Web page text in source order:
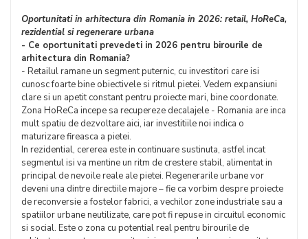
Oportunitati in arhitectura din Romania in 2026: retail, HoReCa,
rezidential si regenerare urbana
- Ce oportunitati prevedeti in 2026 pentru birourile de
arhitectura din Romania?
- Retailul ramane un segment puternic, cu investitori care isi
cunosc foarte bine obiectivele si ritmul pietei. Vedem expansiuni
clare si un apetit constant pentru proiecte mari, bine coordonate.
Zona HoReCa incepe sa recupereze decalajele - Romania are inca
mult spatiu de dezvoltare aici, iar investitiile noi indica o
maturizare fireasca a pietei.
In rezidential, cererea este in continuare sustinuta, astfel incat
segmentul isi va mentine un ritm de crestere stabil, alimentat in
principal de nevoile reale ale pietei. Regenerarile urbane vor
deveni una dintre directiile majore – fie ca vorbim despre proiecte
de reconversie a fostelor fabrici, a vechilor zone industriale sau a
spatiilor urbane neutilizate, care pot fi repuse in circuitul economic
si social. Este o zona cu potential real pentru birourile de